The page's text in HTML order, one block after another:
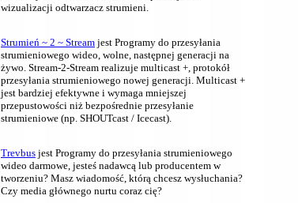
wizualizacji odtwarzacz strumieni.
Strumień ~ 2 ~ Stream jest Programy do przesyłania
strumieniowego wideo, wolne, następnej generacji na
żywo. Stream-2-Stream realizuje multicast +, protokół
przesyłania strumieniowego nowej generacji. Multicast +
jest bardziej efektywne i wymaga mniejszej
przepustowości niż bezpośrednie przesyłanie
strumieniowe (np. SHOUTcast / Icecast).
Trevbus jest Programy do przesyłania strumieniowego
wideo darmowe, jesteś nadawcą lub producentem w
tworzeniu? Masz wiadomość, którą chcesz wysłuchania?
Czy media głównego nurtu coraz cię?